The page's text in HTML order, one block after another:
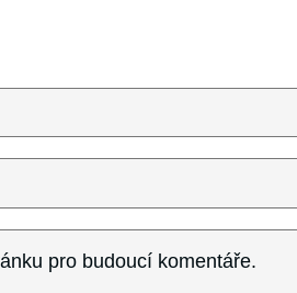
pro budoucí komentáře.